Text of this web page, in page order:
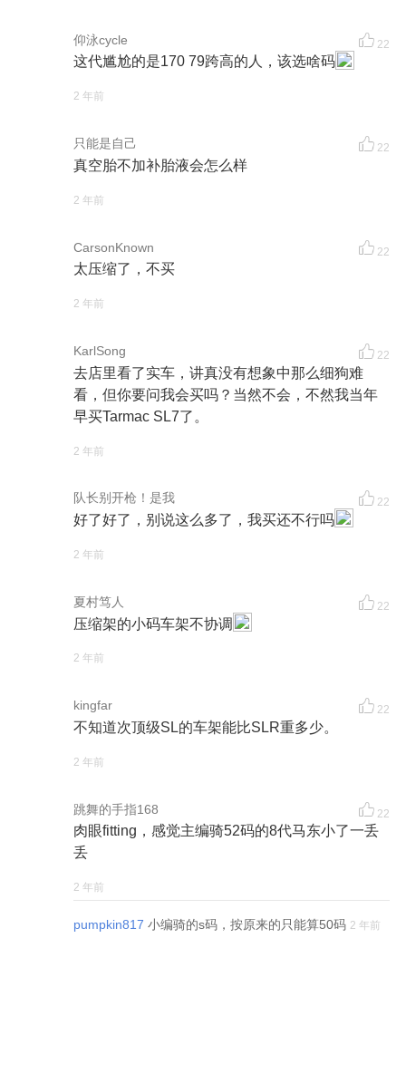
仰泳cycle 22
这代尴尬的是170 79跨高的人，该选啥码
2 年前
只能是自己 22
真空胎不加补胎液会怎么样
2 年前
CarsonKnown 22
太压缩了，不买
2 年前
KarlSong 22
去店里看了实车，讲真没有想象中那么细狗难
看，但你要问我会买吗？当然不会，不然我当年
早买Tarmac SL7了。
2 年前
队长别开枪！是我 22
好了好了，别说这么多了，我买还不行吗
2 年前
夏村笃人 22
压缩架的小码车架不协调
2 年前
kingfar 22
不知道次顶级SL的车架能比SLR重多少。
2 年前
跳舞的手指168 22
肉眼fitting，感觉主编骑52码的8代马东小了一丢
丢
2 年前
pumpkin817 小编骑的s码，按原来的只能算50码 2 年前